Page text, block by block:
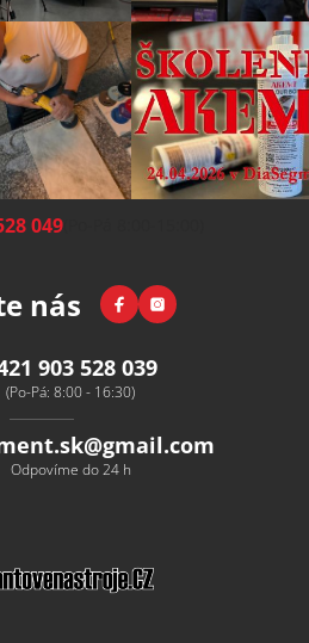
049(Po-Pá 8:00-15:00)
nás FacebookInstagram
903 528 039
(Po-Pá: 8:00 - 16:30)
@gmail.com
Odpovíme do 24 h